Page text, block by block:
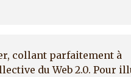
collant parfaitement à
du Web 2.0. Pour